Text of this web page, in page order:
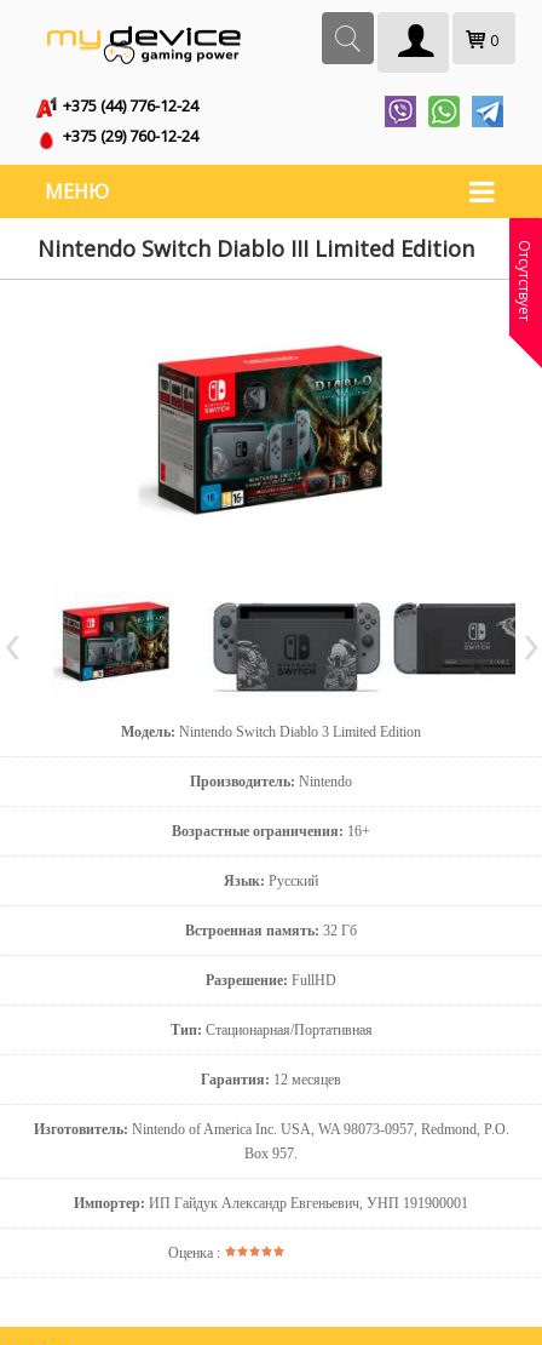
0
+375 (44) 776-12-24
+375 (29) 760-12-24
МЕНЮ
Nintendo Switch Diablo III Limited Edition
Модель: Nintendo Switch Diablo 3 Limited Edition
Производитель: Nintendo
Возрастные ограничения: 16+
Язык: Русский
Встроенная память: 32 Гб
Разрешение: FullHD
Тип: Стационарная/Портативная
Гарантия: 12 месяцев
Изготовитель: Nintendo of America Inc. USA, WA 98073-0957, Redmond, P.O.
Box 957.
Импортер: ИП Гайдук Александр Евгеньевич, УНП 191900001
Оценка :
Отсутствует